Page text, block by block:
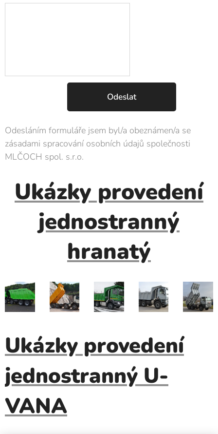
Odeslat
Odesláním formuláře jsem byl/a obeznámen/a se
zásadami spracování osobních údajů společnosti
MLČOCH spol. s.r.o.
Ukázky provedení
jednostranný
hranatý
Ukázky provedení
jednostranný U-
VANA